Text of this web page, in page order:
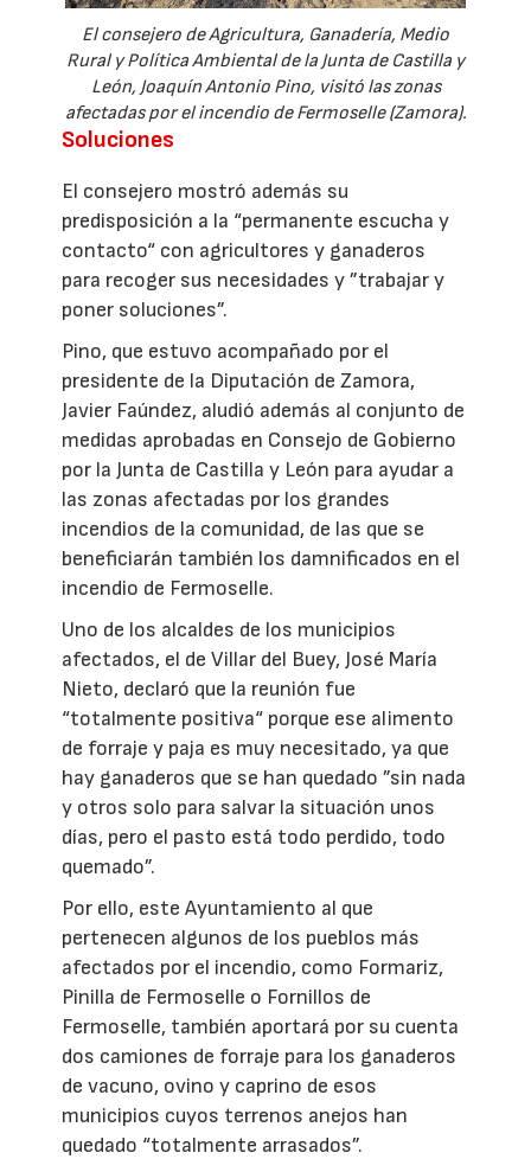
El consejero de Agricultura, Ganadería, Medio
Rural y Política Ambiental de la Junta de Castilla y
León, Joaquín Antonio Pino, visitó las zonas
afectadas por el incendio de Fermoselle (Zamora).
Soluciones
El consejero mostró además su
predisposición a la “permanente escucha y
contacto“ con agricultores y ganaderos
para recoger sus necesidades y ”trabajar y
poner soluciones”.
Pino, que estuvo acompañado por el
presidente de la Diputación de Zamora,
Javier Faúndez, aludió además al conjunto de
medidas aprobadas en Consejo de Gobierno
por la Junta de Castilla y León para ayudar a
las zonas afectadas por los grandes
incendios de la comunidad, de las que se
beneficiarán también los damnificados en el
incendio de Fermoselle.
Uno de los alcaldes de los municipios
afectados, el de Villar del Buey, José María
Nieto, declaró que la reunión fue
“totalmente positiva“ porque ese alimento
de forraje y paja es muy necesitado, ya que
hay ganaderos que se han quedado ”sin nada
y otros solo para salvar la situación unos
días, pero el pasto está todo perdido, todo
quemado”.
Por ello, este Ayuntamiento al que
pertenecen algunos de los pueblos más
afectados por el incendio, como Formariz,
Pinilla de Fermoselle o Fornillos de
Fermoselle, también aportará por su cuenta
dos camiones de forraje para los ganaderos
de vacuno, ovino y caprino de esos
municipios cuyos terrenos anejos han
quedado “totalmente arrasados”.